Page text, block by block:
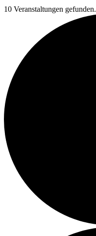
10 Veranstaltungen gefunden.